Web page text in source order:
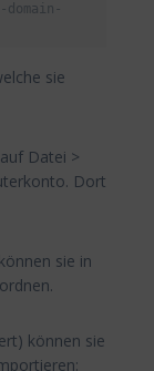
sie
Datei >
Dort
sie in
können sie